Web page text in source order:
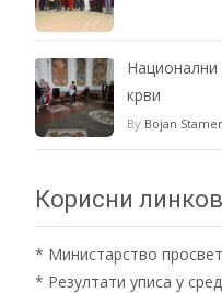
крви
By Bojan
Корисни
* Министарство
* Резултати уписа у